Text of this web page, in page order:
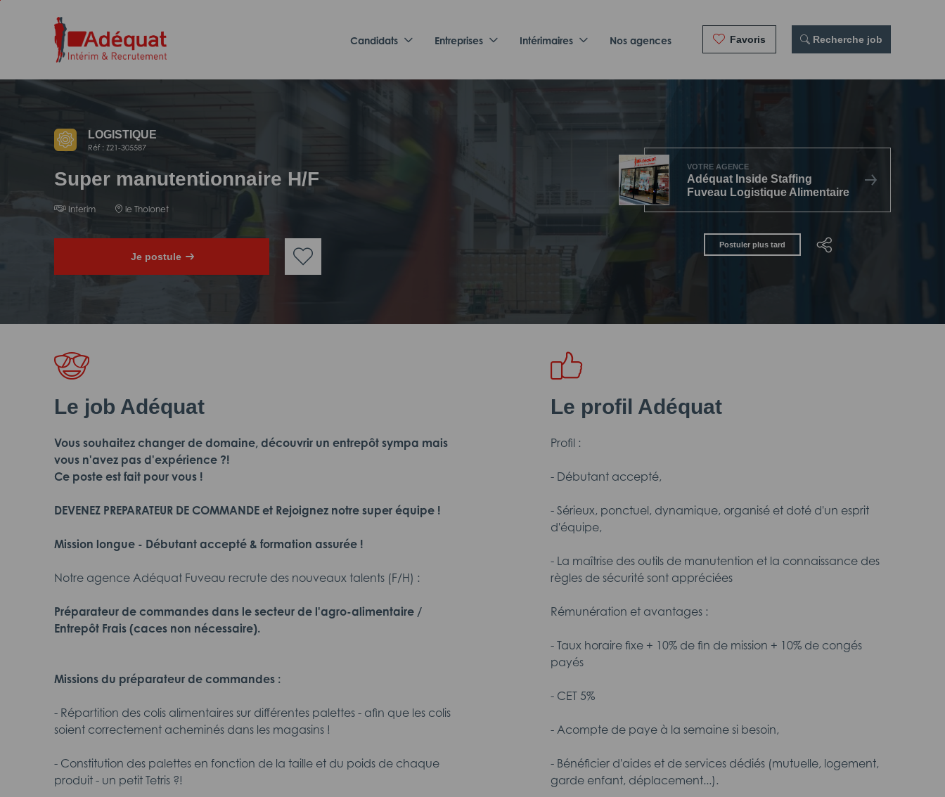
navigation
Candidats Entreprises Intérimaires Nos agences Favoris Recherche job
LOGISTIQUE
Réf : Z21-305587
Super manutentionnaire H/F
Interim le Tholonet
Je postule
VOTRE AGENCE
Adéquat Inside Staffing
Fuveau Logistique Alimentaire
Postuler plus tard
Le job Adéquat
Vous souhaitez changer de domaine, découvrir un entrepôt sympa mais
vous n'avez pas d'expérience ?!
Ce poste est fait pour vous !
DEVENEZ PREPARATEUR DE COMMANDE et Rejoignez notre super équipe !
Mission longue - Débutant accepté & formation assurée !
Notre agence Adéquat Fuveau recrute des nouveaux talents (F/H) :
Préparateur de commandes dans le secteur de l'agro-alimentaire /
Entrepôt Frais (caces non nécessaire).
Missions du préparateur de commandes :
- Répartition des colis alimentaires sur différentes palettes - afin que les colis
soient correctement acheminés dans les magasins !
- Constitution des palettes en fonction de la taille et du poids de chaque
produit - un petit Tetris ?!
Le profil Adéquat
Profil :
- Débutant accepté,
- Sérieux, ponctuel, dynamique, organisé et doté d'un esprit
d'équipe,
- La maîtrise des outils de manutention et la connaissance des
règles de sécurité sont appréciées
Rémunération et avantages :
- Taux horaire fixe + 10% de fin de mission + 10% de congés
payés
- CET 5%
- Acompte de paye à la semaine si besoin,
- Bénéficier d'aides et de services dédiés (mutuelle, logement,
garde enfant, déplacement...).